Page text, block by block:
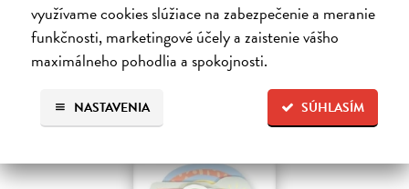
využívame cookies slúžiace na zabezpečenie a meranie
funkčnosti, marketingové účely a zaistenie vášho
maximálneho pohodlia a spokojnosti.
SÚHLASÍM
NASTAVENIA
Do 5 dní
7,66 €
7,90 €